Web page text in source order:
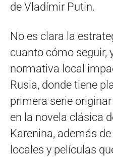
de Vladímir Putin.
No es clara la
cuanto cómo seguir,
normativa local
Rusia, donde tiene
primera serie
en la novela clásica
Karenina, además
locales y películas